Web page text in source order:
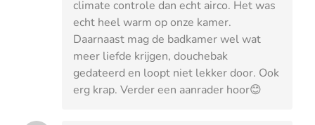
climate controle dan echt airco. Het was
echt heel warm op onze kamer.
Daarnaast mag de badkamer wel wat
meer liefde krijgen, douchebak
gedateerd en loopt niet lekker door. Ook
erg krap. Verder een aanrader hoor😊